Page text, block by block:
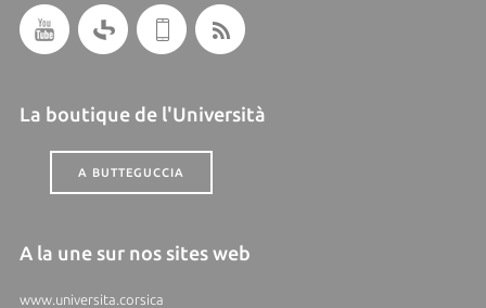
La boutique de l'Università
A BUTTEGUCCIA
A la une sur nos sites web
www.universita.corsica